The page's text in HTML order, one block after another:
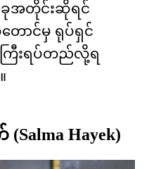
ခုအတိုင်းဆိုရင်
ောင်မှ ရုပ်ရှင်
ကြီးရပ်တည်လို့ရ
Hayek)